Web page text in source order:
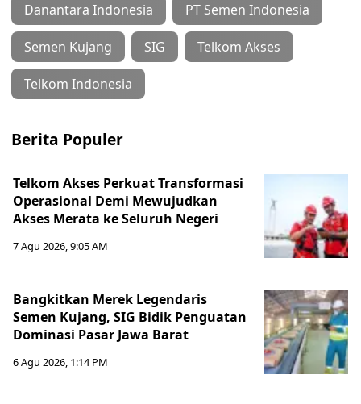
Danantara Indonesia PT Semen Indonesia
Semen Kujang SIG Telkom Akses
Telkom Indonesia
Berita Populer
Telkom Akses Perkuat Transformasi
Operasional Demi Mewujudkan
Akses Merata ke Seluruh Negeri
7 Agu 2026, 9:05 AM
Bangkitkan Merek Legendaris
Semen Kujang, SIG Bidik Penguatan
Dominasi Pasar Jawa Barat
6 Agu 2026, 1:14 PM